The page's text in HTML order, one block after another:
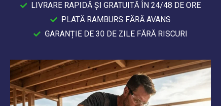
LIVRARE RAPIDĂ ȘI GRATUITĂ ÎN 24/48 DE ORE
PLATĂ RAMBURS FĂRĂ AVANS
GARANȚIE DE 30 DE ZILE FĂRĂ RISCURI